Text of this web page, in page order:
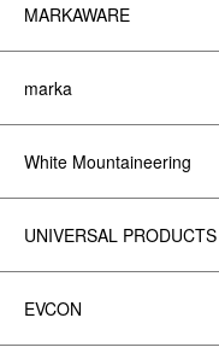
MARKAWARE
marka
White Mountaineering
UNIVERSAL PRODUCTS
EVCON